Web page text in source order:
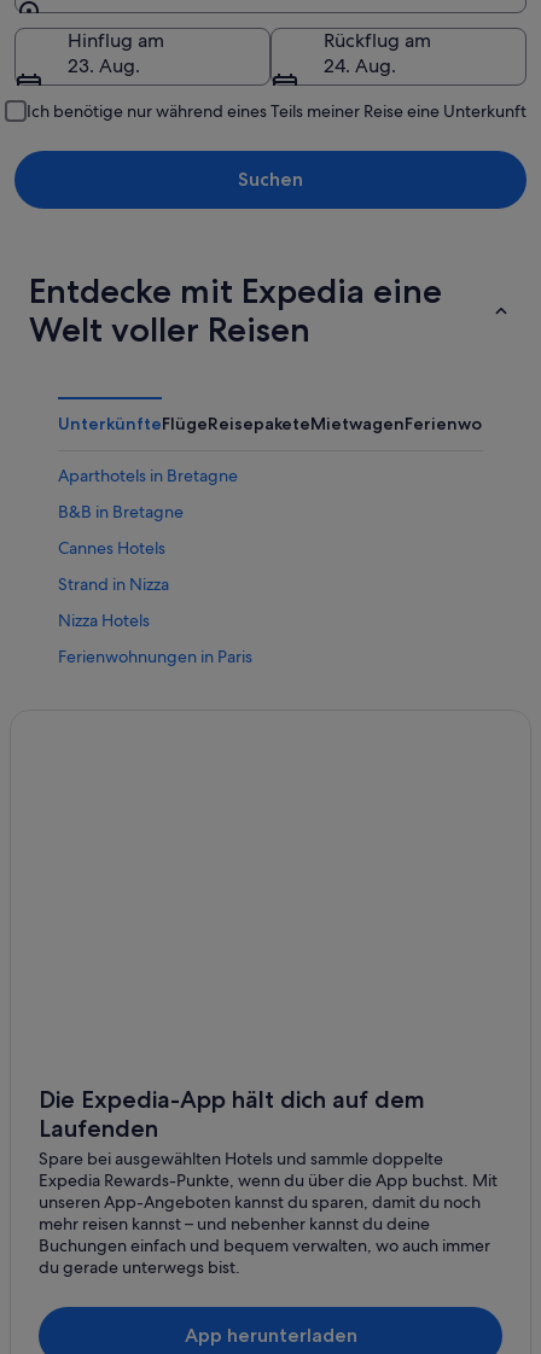
Reiseziel
Hinflug am
23. Aug.
Rückflug am
24. Aug.
Ich benötige nur während eines Teils meiner Reise eine Unterkunft
Suchen
Entdecke mit Expedia eine
Welt voller Reisen
UnterkünfteFlügeReisepaketeMietwagen
Aparthotels in Bretagne
B&B in Bretagne
Cannes Hotels
Strand in Nizza
Nizza Hotels
Ferienwohnungen in Paris
Die Expedia-App hält dich auf dem
Laufenden
Spare bei ausgewählten Hotels und sammle doppelte
Expedia Rewards-Punkte, wenn du über die App buchst. Mit
unseren App-Angeboten kannst du sparen, damit du noch
mehr reisen kannst – und nebenher kannst du deine
Buchungen einfach und bequem verwalten, wo auch immer
du gerade unterwegs bist.
App herunterladen